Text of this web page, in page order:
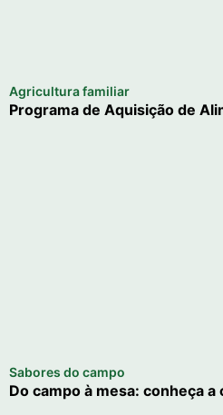
Agricultura familiar
Programa de Aquisição de
Sabores do campo
Do campo à mesa: conheça